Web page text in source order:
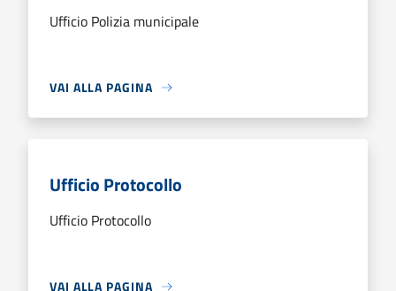
Ufficio Polizia municipale
VAI ALLA PAGINA
Ufficio Protocollo
Ufficio Protocollo
VAI ALLA PAGINA